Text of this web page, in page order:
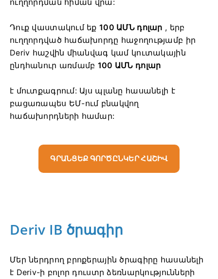
Դուք վաստակում եք100 ԱՄՆ դոլար , երբ
ուղղորդված հաճախորդը հաջողությամբ իր
Deriv հաշվին միանվագ կամ կուտակային
ընդհանուր առմամբ 100 ԱՄՆ դոլար
է մուտքագրում: Այս պլանը հասանելի է
բացառապես ԵՄ-ում բնակվող
հաճախորդների համար:
ԳՐԱՆՑԵՔ ԳՈՐԾԸՆԿԵՐ ՀԱՇԻՎ
Deriv IB ծրագիր
Մեր ներդրող բրոքերային ծրագիրը հասանելի
է Deriv-ի բոլոր դուստր ձեռնարկությունների